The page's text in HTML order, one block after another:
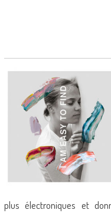
plus électroniques et